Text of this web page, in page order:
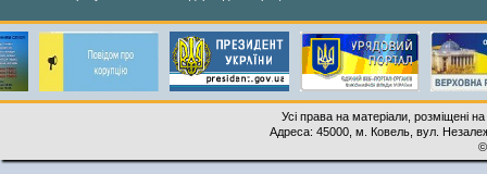
Усі права на матеріали, розміщені
Адреса: 45000, м. Ковель, вул.